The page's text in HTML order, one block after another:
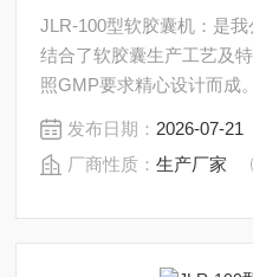
JLR-100型软胶囊机：是
结合了软胶囊生产工艺及
照GMP要求精心设计而成
于实验室及药研机构软胶
发布日期： 2026-07-21
厂商性质：生产厂家